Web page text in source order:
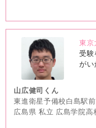
no
image
東京
受験
がい
山広健司くん
東進衛星予備校白島駅
広島県 私立 広島学院高